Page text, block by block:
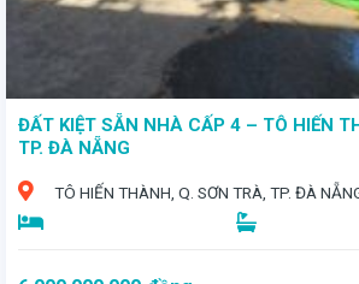
ĐẤT KIỆT SẴN NHÀ CẤP 4 – TÔ HIẾN
TP. ĐÀ NẴNG
TÔ HIẾN THÀNH, Q. SƠN TRÀ, TP. ĐÀ